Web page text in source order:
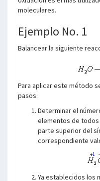
moleculares.
Ejemplo No. 1
Balancear la siguiente
Para aplicar este método
pasos:
Determinar el
elementos de
parte superior del
correspondiente
Ya establecidos los